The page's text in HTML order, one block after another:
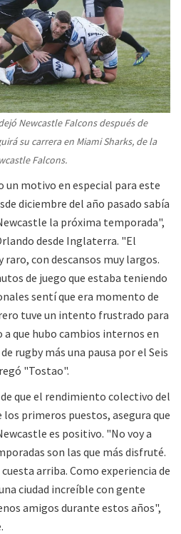
Newcastle Falcons después de
su carrera en Miami Sharks, de la
Falcons.
un motivo en especial para este
diciembre del año pasado sabía
la próxima temporada",
desde Inglaterra. "El
con descansos muy largos.
de juego que estaba teniendo
sentí que era momento de
tuve un intento frustrado para
a que hubo cambios internos en
rugby más una pausa por el Seis
"Tostao".
que el rendimiento colectivo del
primeros puestos, asegura que
es positivo. "No voy a
son las que más disfruté.
arriba. Como experiencia de
ciudad increíble con gente
amigos durante estos años",